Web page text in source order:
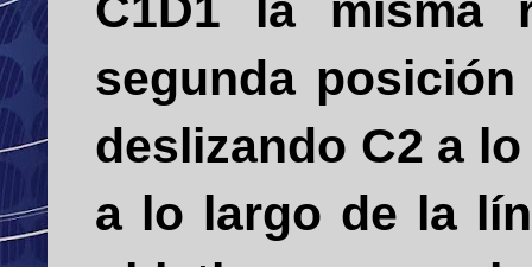
segunda
deslizando C2 a
a lo largo de la